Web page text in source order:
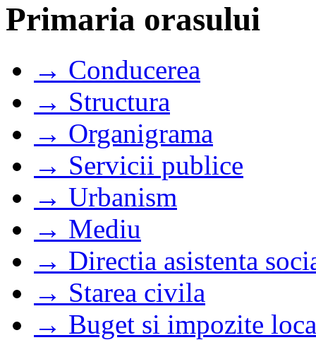
Primaria orasului
→ Conducerea
→ Structura
→ Organigrama
→ Servicii publice
→ Urbanism
→ Mediu
→ Directia asistenta
→ Starea civila
→ Buget si impozite